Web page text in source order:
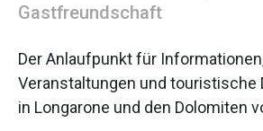
Gastfreundschaft
Der Anlaufpunkt für
Veranstaltungen und touristische
in Longarone und den Dolomiten